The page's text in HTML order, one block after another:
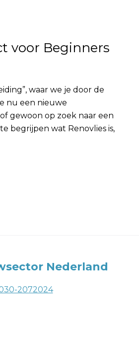
voor Beginners
waar we je door de
nu een nieuwe
gewoon op zoek naar een
begrijpen wat Renovlies is,
Nederland
2072024